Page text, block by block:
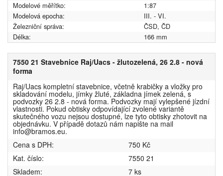
Modelové měřítko:
1:87
Modelová epocha:
III. - VI.
Železniční správa:
ČSD, ČD
Délka:
166 mm
7550 21 Stavebnice Raj/Uacs - žlutozelená, 26 2.8 - nová
forma
Raj/Uacs kompletní stavebnice, včetně krabičky a vložky pro
skladování modelu, jímky žluté, základna jímek zelená, s
podvozky 26 2.8 - nová forma. Podvozky mají vylepšené jízdní
vlastnosti. Pokud obtisky odpovídající zvolené variantě
skutečného vozu nejsou dostupné, lze tyto obtisky zhotovit na
objednávku. V případě dotazů nám napište na mail
info@bramos.eu.
Cena s DPH:
750 Kč
Kat. číslo:
7550 21
Skladem:
7 ks